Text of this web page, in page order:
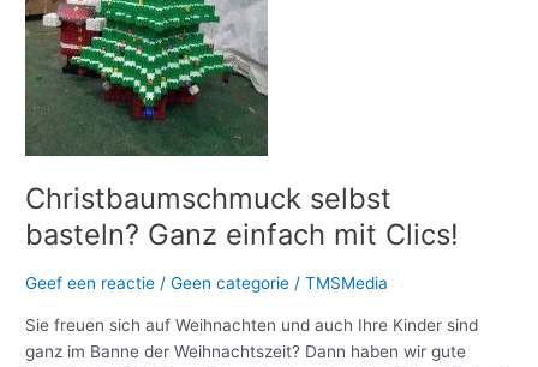
Christbaumschmuck selbst
basteln? Ganz einfach mit Clics!
Geef een reactie /Geen categorie /TMSMedia
Sie freuen sich auf Weihnachten und auch Ihre Kinder sind
ganz im Banne der Weihnachtszeit? Dann haben wir gute